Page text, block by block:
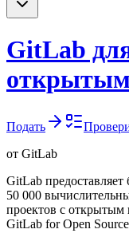
GitLab
Подать
от GitLab
GitLab
50 000
проектов с открытым
GitLab for Open